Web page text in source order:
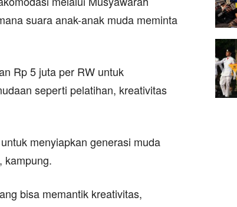
suara anak-anak muda meminta
Rp 5 juta per RW untuk
seperti pelatihan, kreativitas
menyiapkan generasi muda
kampung.
bisa memantik kreativitas,